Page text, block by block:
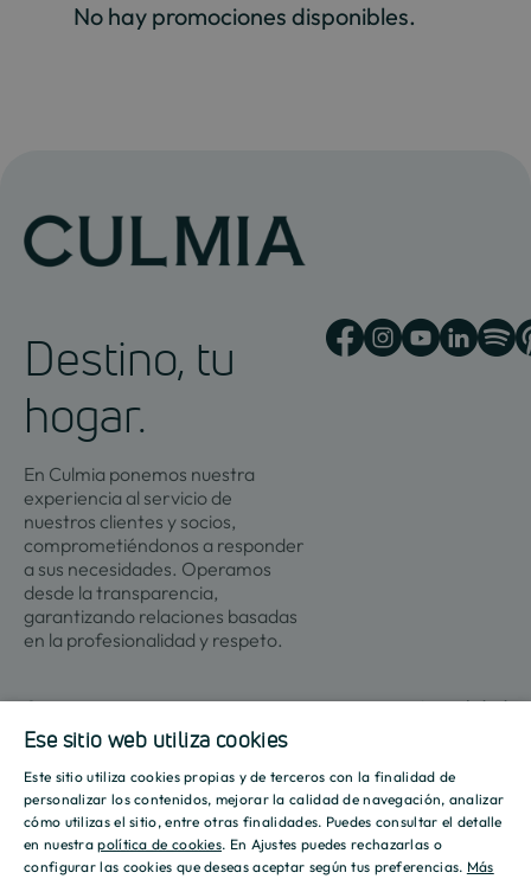
No hay promociones disponibles.
Destino, tu
hogar.
En Culmia ponemos nuestra
experiencia al servicio de
nuestros clientes y socios,
comprometiéndonos a responder
a sus necesidades. Operamos
desde la transparencia,
garantizando relaciones basadas
en la profesionalidad y respeto.
Contacto Actualidad
Promociones
Madrid
Culmia
Sobre
nosotros
Líneas
de
negocio
Actualidad
Tendencias
Recursos
SPANISH
ENGLISH
Ese sitio web utiliza cookies
Este sitio utiliza cookies propias y de terceros con la finalidad de
personalizar los contenidos, mejorar la calidad de navegación, analizar
cómo utilizas el sitio, entre otras finalidades. Puedes consultar el detalle
en nuestrapolítica de cookies. En Ajustes puedes rechazarlas o
configurar las cookies que deseas aceptar según tus preferencias. Más